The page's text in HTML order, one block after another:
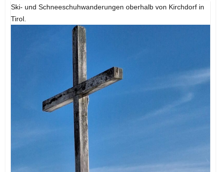
Ski- und Schneeschuhwanderungen oberhalb von Kirchdorf in
Tirol.